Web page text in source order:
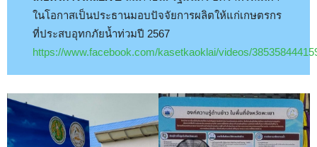
ในโอกาสเป็นประธานมอบปัจจัยการผลิตให้แก่เกษตรกร
ที่ประสบอุทกภัยน้ำท่วมปี 2567
https://www.facebook.com/kasetkaoklai/videos/